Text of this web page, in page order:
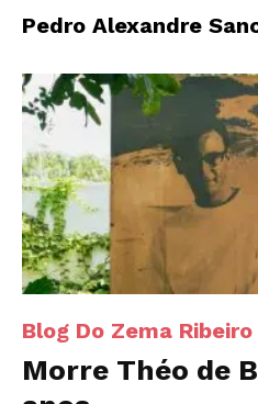
Pedro Alexandre
Blog Do Zema Ribeiro
Morre Théo de